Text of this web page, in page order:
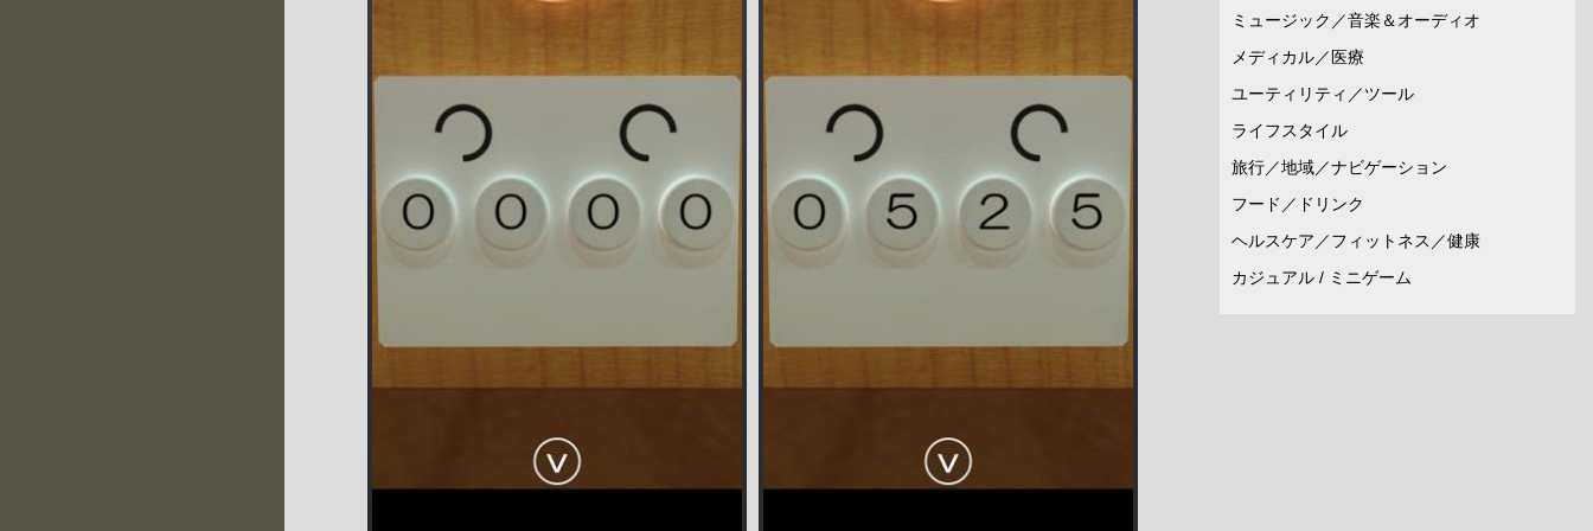
ミュージック／音楽＆オーディオ
メディカル／医療
ユーティリティ／ツール
ライフスタイル
旅行／地域／ナビゲーション
フード／ドリンク
ヘルスケア／フィットネス／健康
カジュアル / ミニゲーム